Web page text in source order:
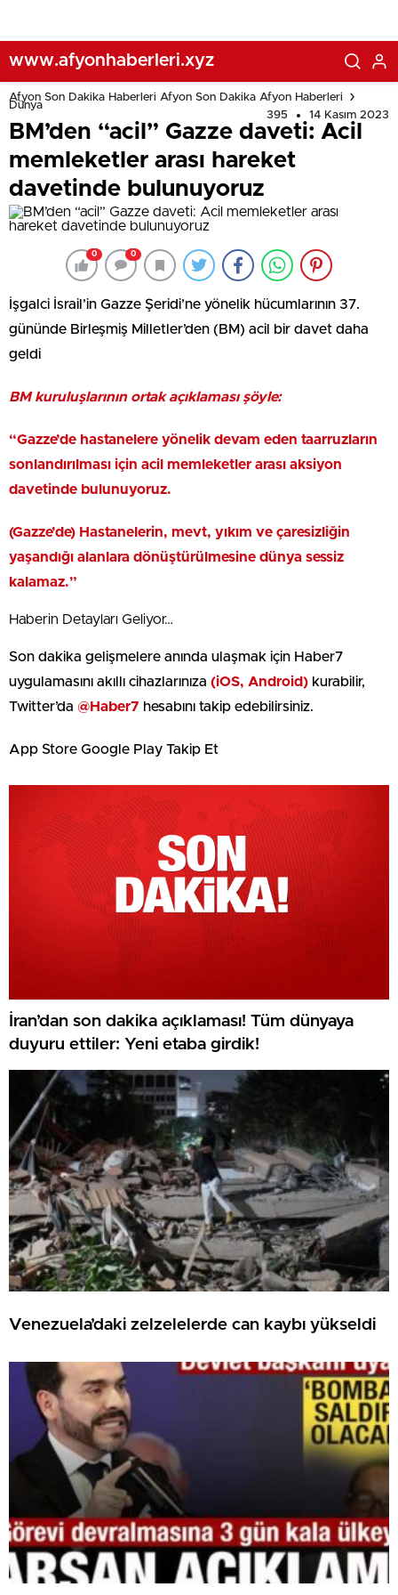
www.afyonhaberleri.xyz
Afyon Son Dakika Haberleri Afyon Son Dakika Afyon Haberleri
Dünya
395
14 Kasım 2023
BM’den “acil” Gazze daveti: Acil
memleketler arası hareket
davetinde bulunuyoruz
0 0
İşgalci İsrail’in Gazze Şeridi’ne yönelik hücumlarının 37.
gününde Birleşmiş Milletler’den (BM) acil bir davet daha
geldi
BM kuruluşlarının ortak açıklaması şöyle:
“Gazze’de hastanelere yönelik devam eden taarruzların
sonlandırılması için acil memleketler arası aksiyon
davetinde bulunuyoruz.
(Gazze’de) Hastanelerin, mevt, yıkım ve çaresizliğin
yaşandığı alanlara dönüştürülmesine dünya sessiz
kalamaz.”
Haberin Detayları Geliyor…
Son dakika gelişmelere anında ulaşmak için Haber7
uygulamasını akıllı cihazlarınıza (iOS, Android) kurabilir,
Twitter’da @Haber7 hesabını takip edebilirsiniz.
App Store Google Play Takip Et
İran’dan son dakika açıklaması! Tüm dünyaya
duyuru ettiler: Yeni etaba girdik!
Venezuela’daki zelzelelerde can kaybı yükseldi